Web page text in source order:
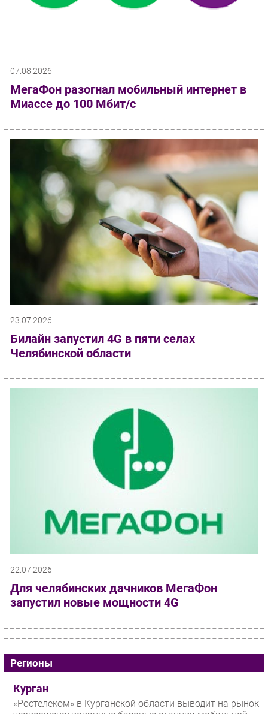
07.08.2026
МегаФон разогнал мобильный интернет в
Миассе до 100 Мбит/с
23.07.2026
Билайн запустил 4G в пяти селах
Челябинской области
22.07.2026
Для челябинских дачников МегаФон
запустил новые мощности 4G
Регионы
Курган
«Ростелеком» в Курганской области выводит на рынок